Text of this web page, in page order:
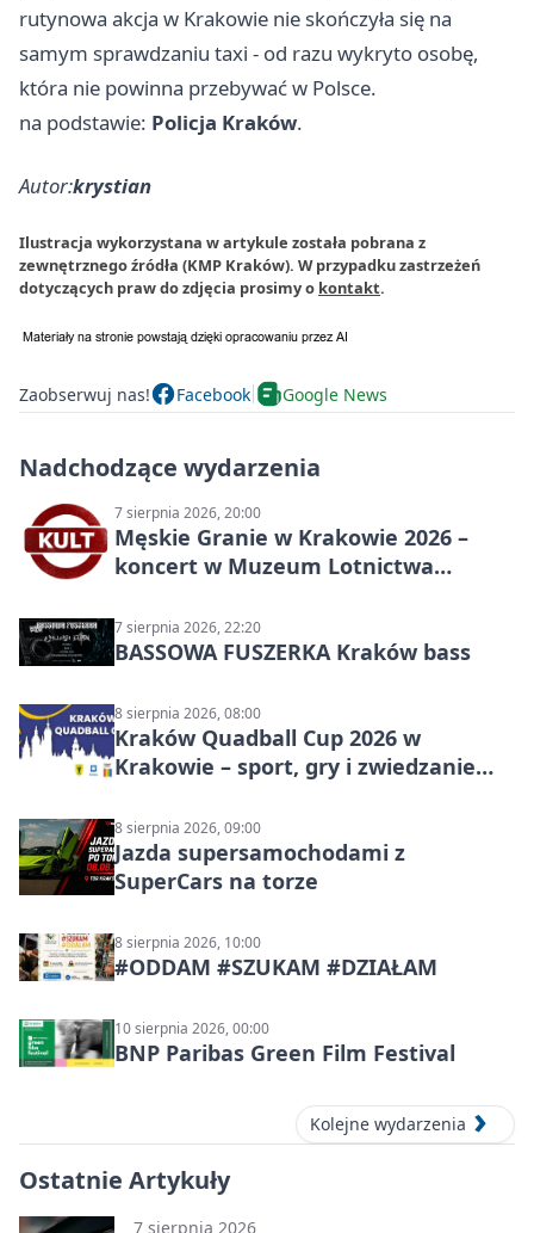
rutynowa akcja w Krakowie nie skończyła się na
samym sprawdzaniu taxi - od razu wykryto osobę,
która nie powinna przebywać w Polsce.
na podstawie: Policja Kraków.
Autor:krystian
Ilustracja wykorzystana w artykule została pobrana z
zewnętrznego źródła (KMP Kraków). W przypadku zastrzeżeń
dotyczących praw do zdjęcia prosimy o kontakt.
Zaobserwuj nas! Facebook Google News
Nadchodzące wydarzenia
7 sierpnia 2026, 20:00
Męskie Granie w Krakowie 2026 –
koncert w Muzeum Lotnictwa
7 sierpnia 2026, 22:20
BASSOWA FUSZERKA Kraków bass
8 sierpnia 2026, 08:00
Kraków Quadball Cup 2026 w
Krakowie – sport, gry i zwiedzanie
8 sierpnia 2026, 09:00
Jazda supersamochodami z
SuperCars na torze
8 sierpnia 2026, 10:00
#ODDAM #SZUKAM #DZIAŁAM
10 sierpnia 2026, 00:00
BNP Paribas Green Film Festival
Kolejne wydarzenia
Ostatnie Artykuły
7 sierpnia 2026